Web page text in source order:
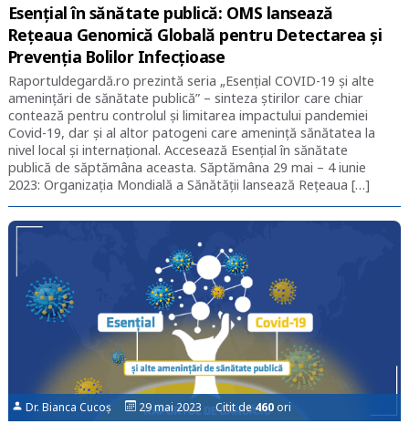
Esențial în sănătate publică: OMS lansează
Rețeaua Genomică Globală pentru Detectarea și
Prevenția Bolilor Infecțioase
Raportuldegardă.ro prezintă seria „Esențial COVID-19 și alte
amenințări de sănătate publică” – sinteza știrilor care chiar
contează pentru controlul și limitarea impactului pandemiei
Covid-19, dar și al altor patogeni care amenință sănătatea la
nivel local și internațional. Accesează Esențial în sănătate
publică de săptămâna aceasta. Săptămâna 29 mai – 4 iunie
2023: Organizația Mondială a Sănătății lansează Rețeaua […]
Dr. Bianca Cucoș 29 mai 2023 Citit de460 ori